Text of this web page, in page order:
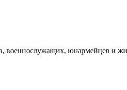
военнослужащих, юнармейцев и